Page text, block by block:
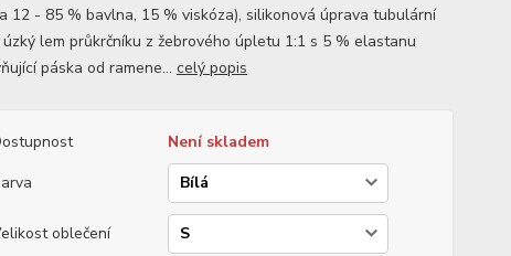
12 - 85 % bavlna, 15 % viskóza), silikonová úprava tubulární
lem průkrčníku z žebrového úpletu 1:1 s 5 % elastanu
páska od ramene... celý popis
Není skladem
oblečení